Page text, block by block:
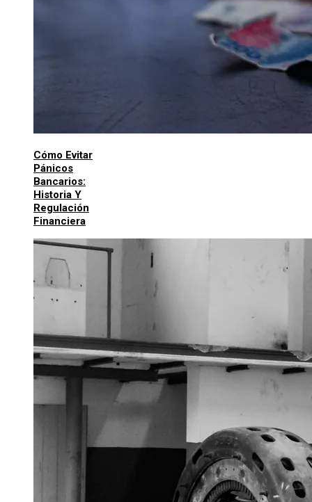
Cómo Evitar
Pánicos
Bancarios:
Historia Y
Regulación
Financiera